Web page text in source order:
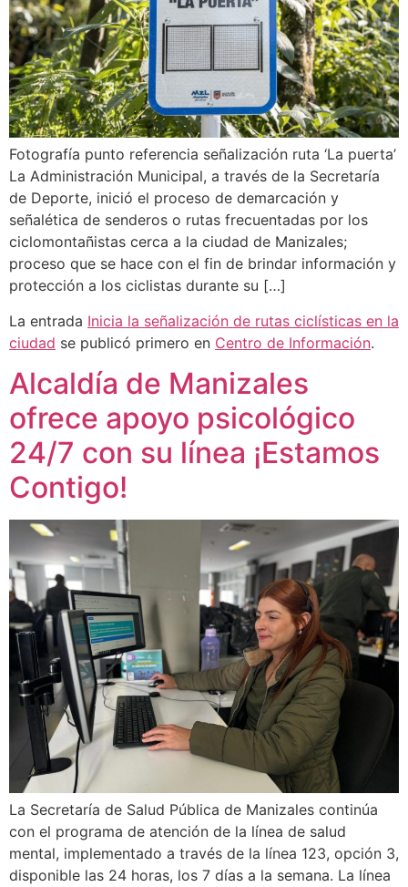
Fotografía punto referencia señalización ruta ‘La puerta’
La Administración Municipal, a través de la Secretaría
de Deporte, inició el proceso de demarcación y
señalética de senderos o rutas frecuentadas por los
ciclomontañistas cerca a la ciudad de Manizales;
proceso que se hace con el fin de brindar información y
protección a los ciclistas durante su […]
La entrada Inicia la señalización de rutas ciclísticas en la
ciudad se publicó primero en Centro de Información.
Alcaldía de Manizales
ofrece apoyo psicológico
24/7 con su línea ¡Estamos
Contigo!
La Secretaría de Salud Pública de Manizales continúa
con el programa de atención de la línea de salud
mental, implementado a través de la línea 123, opción 3,
disponible las 24 horas, los 7 días a la semana. La línea